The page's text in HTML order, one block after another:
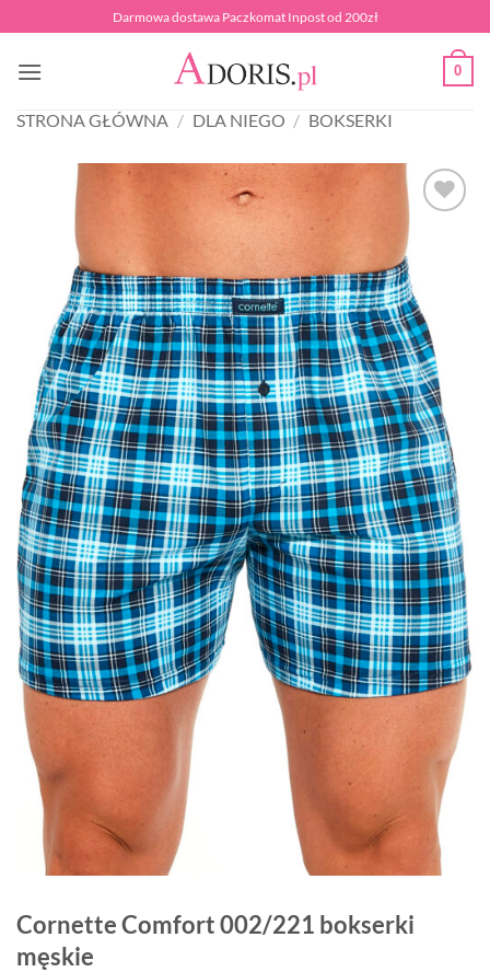
do
zawartości
Darmowa dostawa Paczkomat Inpost od 200zł
0
STRONA GŁÓWNA / DLA NIEGO / BOKSERKI
Cornette Comfort 002/221 bokserki
męskie